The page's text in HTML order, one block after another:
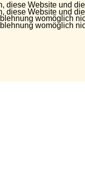
diese Website und
womöglich
diese Website und
womöglich